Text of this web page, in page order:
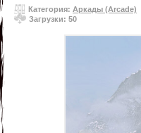
Категория: Аркады (Arcade)
Загрузки: 50